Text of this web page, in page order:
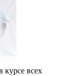
курсе всех